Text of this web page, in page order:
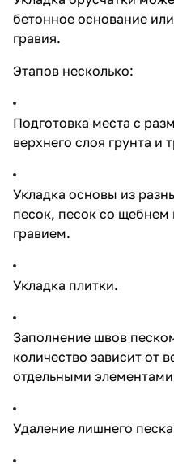
бетонное основание
гравия.
Этапов несколько:
Подготовка места с
верхнего слоя грунта и
Укладка основы из
песок, песок со
гравием.
Укладка плитки.
Заполнение швов
количество зависит от
отдельными
Удаление лишнего